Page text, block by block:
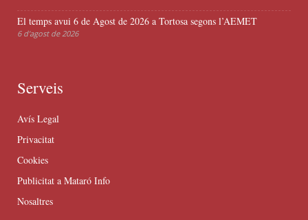
El temps avui 6 de Agost de 2026 a Tortosa segons l’AEMET
6 d'agost de 2026
Serveis
Avís Legal
Privacitat
Cookies
Publicitat a Mataró Info
Nosaltres